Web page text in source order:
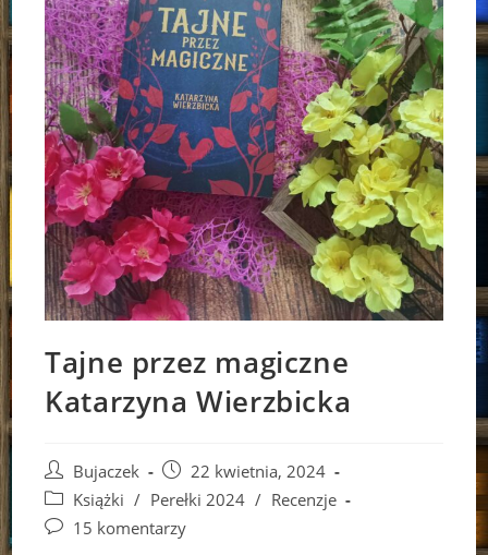
Tajne przez magiczne
Katarzyna Wierzbicka
Post
author:
Bujaczek
Post
published:
22 kwietnia, 2024
Post
category:
Książki / Perełki 2024 / Recenzje
Post15 komentarzy